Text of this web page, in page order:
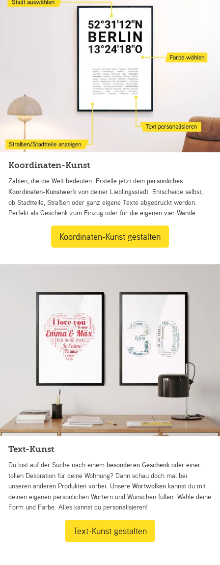
Koordinaten-Kunst
Zahlen, die die Welt bedeuten. Erstelle jetzt dein persönliches
Koordinaten-Kunstwerk von deiner Lieblingsstadt. Entscheide selbst,
ob Stadtteile, Straßen oder ganz eigene Texte abgedruckt werden.
Perfekt als Geschenk zum Einzug oder für die eigenen vier Wände.
Koordinaten-Kunst gestalten
Text-Kunst
Du bist auf der Suche nach einem besonderen Geschenk oder einer
tollen Dekoration für deine Wohnung? Dann schau doch mal bei
unseren anderen Produkten vorbei. UnsereWortwolken kannst du mit
deinen eigenen persönlichen Wörtern und Wünschen füllen. Wähle deine
Form und Farbe. Alles kannst du personalisieren!
Text-Kunst gestalten